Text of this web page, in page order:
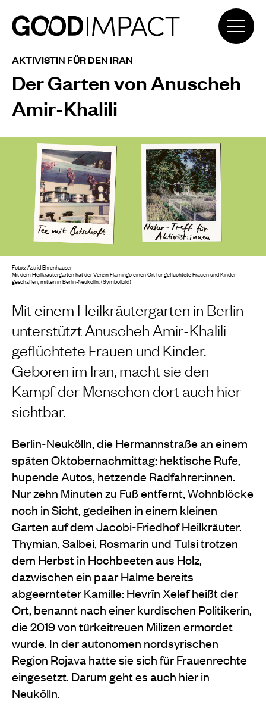
AKTIVISTIN FÜR DEN IRAN
Der Garten von Anuscheh
Amir-Khalili
Mit einem Heilkräutergarten in Berlin
unterstützt Anuscheh Amir-Khalili
geflüchtete Frauen und Kinder.
Geboren im Iran, macht sie den
Kampf der Menschen dort auch hier
sichtbar.
Berlin-Neukölln, die Hermannstraße an einem
späten Oktobernachmittag: hektische Rufe,
hupende Autos, hetzende Radfahrer:innen.
Nur zehn Minuten zu Fuß entfernt, Wohnblöcke
noch in Sicht, gedeihen in einem kleinen
Garten auf dem Jacobi-Friedhof Heilkräuter.
Thymian, Salbei, Rosmarin und Tulsi trotzen
dem Herbst in Hochbeeten aus Holz,
dazwischen ein paar Halme bereits
abgeernteter Kamille: Hevrîn Xelef heißt der
Ort, benannt nach einer kurdischen Politikerin,
die 2019 von türkeitreuen Milizen ermordet
wurde. In der autonomen nordsyrischen
Region Rojava hatte sie sich für Frauenrechte
eingesetzt. Darum geht es auch hier in
Neukölln.
Fotos: Astrid Ehrenhauser
Mit dem Heilkräutergarten hat der Verein Flamingo einen Ort für geflüchtete Frauen und Kinder
geschaffen, mitten in Berlin-Neukölln. (Symbolbild)